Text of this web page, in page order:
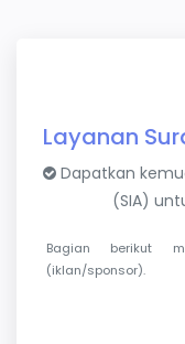
Layanan
Dapatkan
(SIA)
Bagian berikut
(iklan/sponsor).